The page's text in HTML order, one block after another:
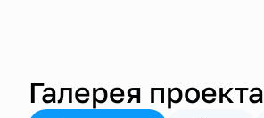
Галерея проекта